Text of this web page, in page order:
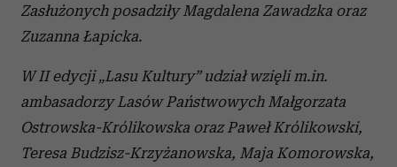
Zasłużonych posadziły Magdalena Zawadzka oraz
Zuzanna Łapicka.
W II edycji „Lasu Kultury” udział wzięli m.in.
ambasadorzy Lasów Państwowych Małgorzata
Ostrowska-Królikowska oraz Paweł Królikowski,
Teresa Budzisz-Krzyżanowska, Maja Komorowska,